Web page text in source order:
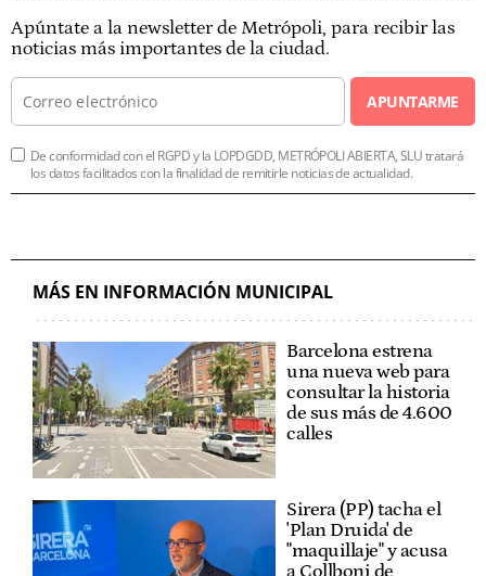
Apúntate a la newsletter de Metrópoli, para recibir las
noticias más importantes de la ciudad.
APUNTARME
De conformidad con el RGPD y la LOPDGDD, METRÓPOLI ABIERTA, SLU tratará
los datos facilitados con la finalidad de remitirle noticias de actualidad.
MÁS EN INFORMACIÓN MUNICIPAL
Barcelona estrena
una nueva web para
consultar la historia
de sus más de 4.600
calles
Sirera (PP) tacha el
'Plan Druida' de
"maquillaje" y acusa
a Collboni de